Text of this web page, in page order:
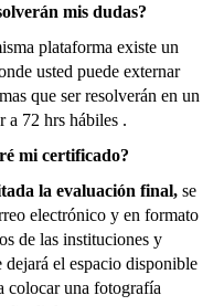
mis dudas?
plataforma existe un
usted puede externar
que ser resolverán en un
a 72 hrs hábiles .
mi certificado?
la evaluación final, se
electrónico y en formato
de las instituciones y
el espacio disponible
colocar una fotografía